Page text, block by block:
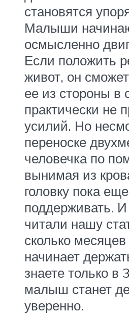
становятся
Малыши
осмысленно
Если положить
живот, он
ее из стороны в
практически не
усилий. Но
переноске
человечка по
вынимая из
головку пока
поддерживать.
читали нашу
сколько
начинает
знаете только в
малыш станет
уверенно.